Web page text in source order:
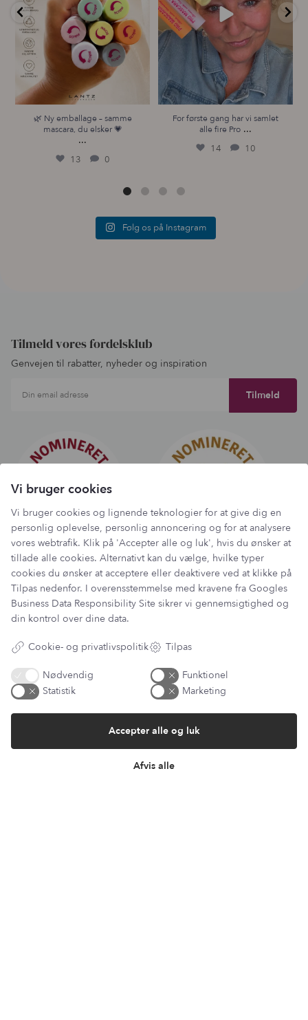
🌿 Ny emballage – samme
mascara, du elsker 💗
...
13 0
For første gang har vi samlet
alle fire Pro ...
14 10
Følg os på Instagram
Har du et spørgsmål?
Du kan kontakte vores kundeservice på:
Telefon & mail besvares I tidsrummet:
Mandag, Onsdag & Fredag: 09.00 – 14.00
+45 60 13 27 49
Tilmeld vores fordelsklub
Genvejen til rabatter, nyheder og inspiration
Din email adresse
Vi bruger cookies
Vi bruger cookies og lignende teknologier for at give dig en
personlig oplevelse, personlig annoncering og for at analysere
vores webtrafik. Klik på 'Accepter alle og luk', hvis du ønsker at
tillade alle cookies. Alternativt kan du vælge, hvilke typer
cookies du ønsker at acceptere eller deaktivere ved at klikke på
Tilpas nedenfor. I overensstemmelse med kravene fra Googles
Business Data Responsibility Site sikrer vi gennemsigtighed og
din kontrol over dine data.
Cookie- og privatlivspolitik Tilpas
Nødvendig
Funktionel
Statistik
Marketing
Afvis alle
Accepter alle og luk